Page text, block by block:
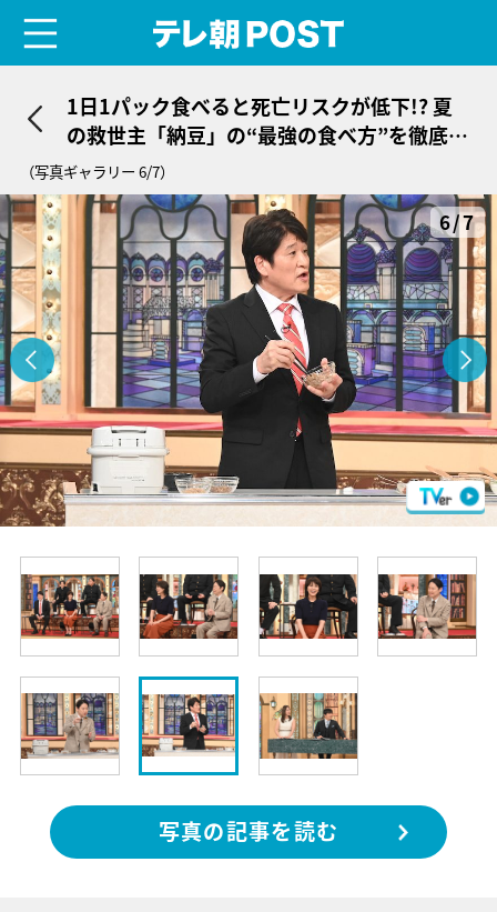
1日1パック食べると死亡リスクが低下!? 夏
の救世主「納豆」の“最強の食べ方”を徹底検
証
（写真ギャラリー 6/7）
6/7
写真の記事を読む